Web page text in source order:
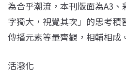
為合乎潮流，本刊版面為A3
字獨大，視覺其次」的思考積
傳播元素等量齊觀，相輔相成
活潑化